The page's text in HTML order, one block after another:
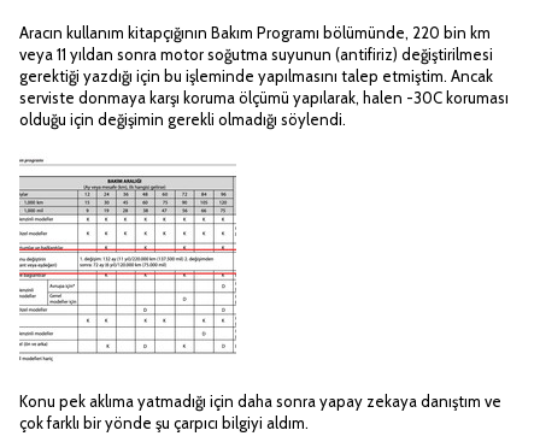
Aracın kullanım kitapçığının Bakım Programı bölümünde, 220 bin km
veya 11 yıldan sonra motor soğutma suyunun (antifiriz) değiştirilmesi
gerektiği yazdığı için bu işleminde yapılmasını talep etmiştim. Ancak
serviste donmaya karşı koruma ölçümü yapılarak, halen -30C koruması
olduğu için değişimin gerekli olmadığı söylendi.
Konu pek aklıma yatmadığı için daha sonra yapay zekaya danıştım ve
çok farklı bir yönde şu çarpıcı bilgiyi aldım.